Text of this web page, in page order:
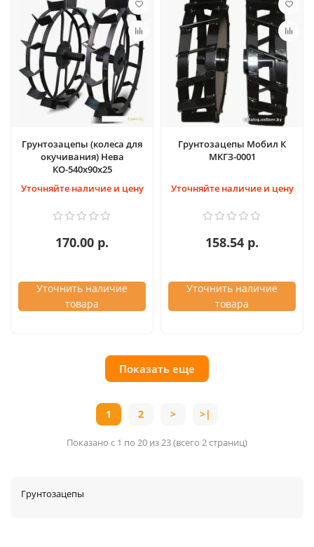
Грунтозацепы (колеса для
окучивания) Нева
КО-540х90х25
Уточняйте наличие и цену
170.00 р.
Уточнить наличие
товара
Грунтозацепы Мобил К
МКГЗ-0001
Уточняйте наличие и цену
158.54 р.
Уточнить наличие
товара
Показать еще
1 2 > >|
Показано с 1 по 20 из 23 (всего 2 страниц)
Грунтозацепы